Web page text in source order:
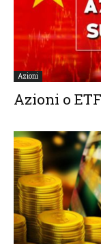
Azioni
Azioni o